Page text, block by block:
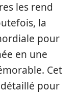
les rend
la
pour
en une
Cet
pour